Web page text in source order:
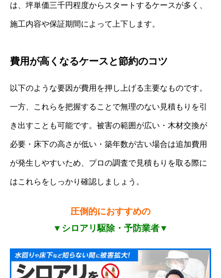
は、坪単価三千円程度からスタートするケースが多く、
施工内容や保証期間によって上下します。
費用が高くなるケースと節約のコツ
以下のような要因が費用を押し上げる主要なものです。
一方、これらを把握することで無理のない見積もりを引
き出すことも可能です。被害の範囲が広い・木材交換が
必要・床下の高さが低い・築年数が古い場合は追加費用
が発生しやすいため、プロの調査で見積もりを取る際に
はこれらをしっかり確認しましょう。
圧倒的におすすめの
▼シロアリ駆除・予防業者▼